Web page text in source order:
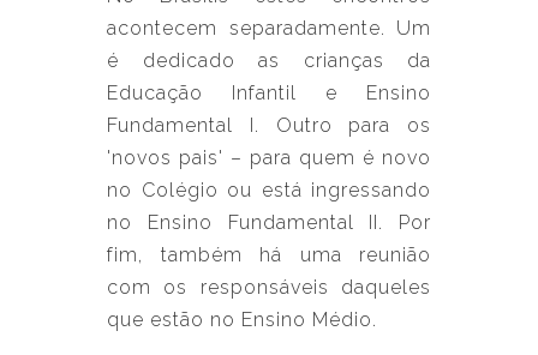
acontecem separadamente. Um
é dedicado as crianças da
Educação Infantil e Ensino
Fundamental I. Outro para os
'novos pais' – para quem é novo
no Colégio ou está ingressando
no Ensino Fundamental II. Por
fim, também há uma reunião
com os responsáveis daqueles
que estão no Ensino Médio.